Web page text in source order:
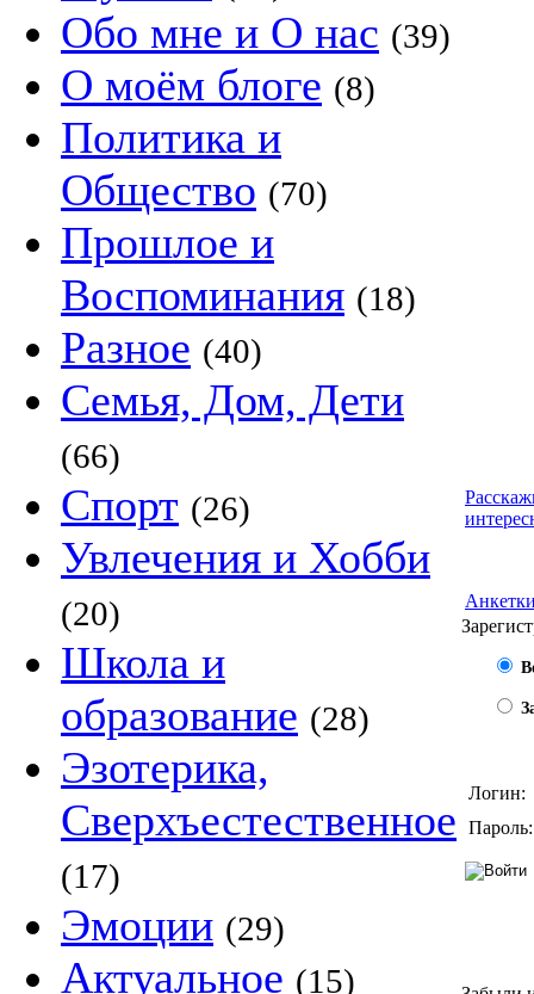
Обо мне и О нас (39)
О моём блоге (8)
Политика и
Общество (70)
Прошлое и
Воспоминания (18)
Разное (40)
Семья, Дом, Дети
(66)
Спорт (26)
Увлечения и Хобби
(20)
Школа и
образование (28)
Эзотерика,
Сверхъестественное
(17)
Эмоции (29)
Актуальное (15)
Логин:
Пароль: